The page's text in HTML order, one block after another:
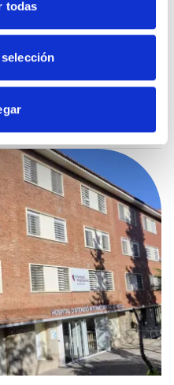
todas
obtiene la
en la fase «Libera